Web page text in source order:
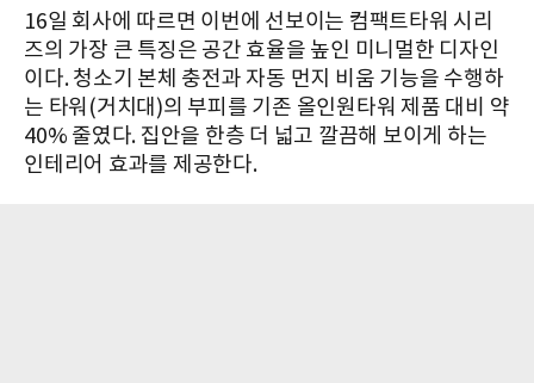
16일 회사에 따르면 이번에 선보이는 컴팩트타워 시리
즈의 가장 큰 특징은 공간 효율을 높인 미니멀한 디자인
이다. 청소기 본체 충전과 자동 먼지 비움 기능을 수행하
는 타워(거치대)의 부피를 기존 올인원타워 제품 대비 약
40% 줄였다. 집안을 한층 더 넓고 깔끔해 보이게 하는
인테리어 효과를 제공한다.